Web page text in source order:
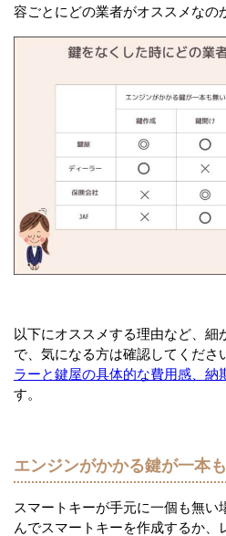
容ごとにどの業者がオススメなの
以下にオススメする理由など、細
で、気になる方は確認してくださ
ラーと鍵屋の具体的な費用感、納
す。
エンジンがかかる鍵が一本
スマートキーが手元に一個も無い
んでスマートキーを作成するか、